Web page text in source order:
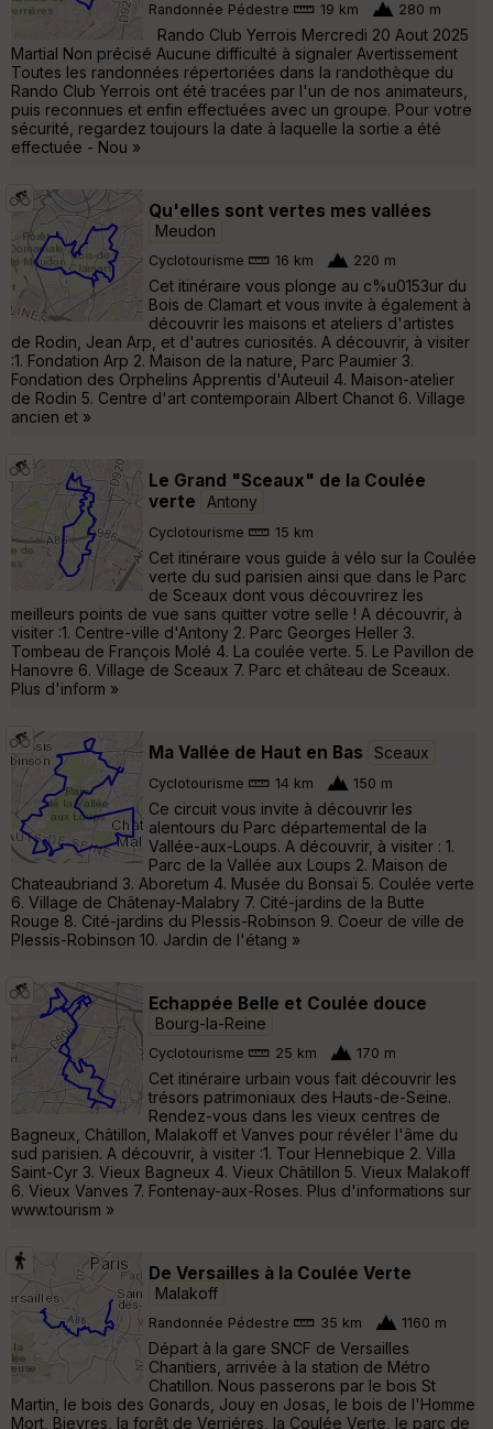
Randonnée Pédestre 19 km 280 m
Rando Club Yerrois Mercredi 20 Aout 2025
Martial Non précisé Aucune difficulté à signaler Avertissement
Toutes les randonnées répertoriées dans la randothèque du
Rando Club Yerrois ont été tracées par l'un de nos animateurs,
puis reconnues et enfin effectuées avec un groupe. Pour votre
sécurité, regardez toujours la date à laquelle la sortie a été
effectuée - Nou »
Qu'elles sont vertes mes vallées
Meudon
Cyclotourisme 16 km 220 m
Cet itinéraire vous plonge au c%u0153ur du
Bois de Clamart et vous invite à également à
découvrir les maisons et ateliers d'artistes
de Rodin, Jean Arp, et d'autres curiosités. A découvrir, à visiter
:1. Fondation Arp 2. Maison de la nature, Parc Paumier 3.
Fondation des Orphelins Apprentis d'Auteuil 4. Maison-atelier
de Rodin 5. Centre d'art contemporain Albert Chanot 6. Village
ancien et »
Le Grand "Sceaux" de la Coulée
verte
Antony
Cyclotourisme 15 km
Cet itinéraire vous guide à vélo sur la Coulée
verte du sud parisien ainsi que dans le Parc
de Sceaux dont vous découvrirez les
meilleurs points de vue sans quitter votre selle ! A découvrir, à
visiter :1. Centre-ville d'Antony 2. Parc Georges Heller 3.
Tombeau de François Molé 4. La coulée verte. 5. Le Pavillon de
Hanovre 6. Village de Sceaux 7. Parc et château de Sceaux.
Plus d'inform »
Ma Vallée de Haut en Bas Sceaux
Cyclotourisme 14 km 150 m
Ce circuit vous invite à découvrir les
alentours du Parc départemental de la
Vallée-aux-Loups. A découvrir, à visiter : 1.
Parc de la Vallée aux Loups 2. Maison de
Chateaubriand 3. Aboretum 4. Musée du Bonsaï 5. Coulée verte
6. Village de Châtenay-Malabry 7. Cité-jardins de la Butte
Rouge 8. Cité-jardins du Plessis-Robinson 9. Coeur de ville de
Plessis-Robinson 10. Jardin de l'étang »
Echappée Belle et Coulée douce
Bourg-la-Reine
Cyclotourisme 25 km 170 m
Cet itinéraire urbain vous fait découvrir les
trésors patrimoniaux des Hauts-de-Seine.
Rendez-vous dans les vieux centres de
Bagneux, Châtillon, Malakoff et Vanves pour révéler l'âme du
sud parisien. A découvrir, à visiter :1. Tour Hennebique 2. Villa
Saint-Cyr 3. Vieux Bagneux 4. Vieux Châtillon 5. Vieux Malakoff
6. Vieux Vanves 7. Fontenay-aux-Roses. Plus d'informations sur
www.tourism »
De Versailles à la Coulée Verte
Malakoff
Randonnée Pédestre 35 km 1160 m
Départ à la gare SNCF de Versailles
Chantiers, arrivée à la station de Métro
Chatillon. Nous passerons par le bois St
Martin, le bois des Gonards, Jouy en Josas, le bois de l'Homme
Mort, Bievres, la forêt de Verriéres, la Coulée Verte, le parc de